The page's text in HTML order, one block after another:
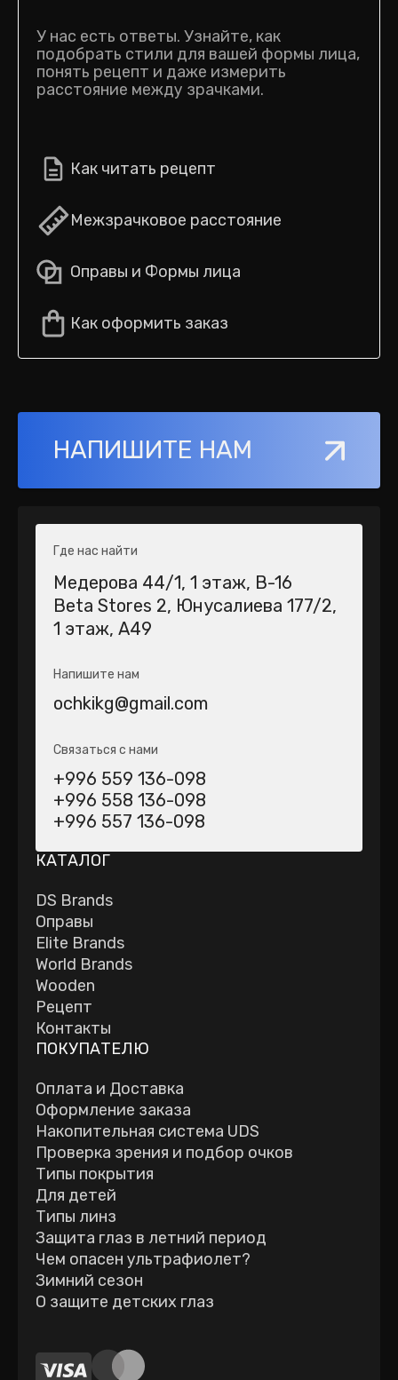
У нас есть ответы. Узнайте, как
подобрать стили для вашей формы лица,
понять рецепт и даже измерить
расстояние между зрачками.
Как читать рецепт
Межзрачковое расстояние
Оправы и Формы лица
Как оформить заказ
НАПИШИТЕ НАМ
Где нас найти
Медерова 44/1​, 1 этаж, В-16
Beta Stores 2​, Юнусалиева 177/2,
1 этаж, А49
Напишите нам
ochkikg@gmail.com
Связаться с нами
+996 559 136-098
+996 558 136-098
+996 557 136-098
КАТАЛОГ
DS Brands
Оправы
Elite Brands
World Brands
Wooden
Рецепт
Контакты
ПОКУПАТЕЛЮ
Оплата и Доставка
Оформление заказа
Накопительная система UDS
Проверка зрения и подбор очков
Типы покрытия
Для детей
Типы линз
Защита глаз в летний период
Чем опасен ультрафиолет?
Зимний сезон
О защите детских глаз